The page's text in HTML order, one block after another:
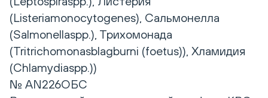
(Listeriamonocytogenes), Сальмонелла
(Salmonellaspp.), Трихомонада
(Tritrichomonasblagburni (foetus)), Хламидия
(Chlamydiaspp.))
№ AN226ОБС